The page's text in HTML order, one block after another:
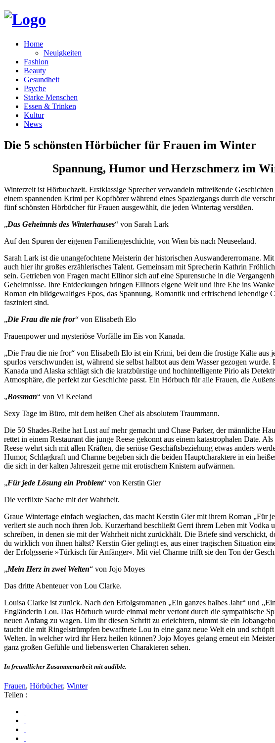
Home
Neuigkeiten
Fashion
Beauty
Gesundheit
Psyche
Starke Menschen
Essen & Trinken
Kultur
News
Die 5 schönsten Hörbücher für Frauen im Winter
Spannung, Humor und Herzschmerz im
Winterzeit ist Hörbuchzeit. Erstklassige Sprecher verwandeln mitreißende
einem spannenden Krimi per Kopfhörer während eines Spaziergangs durch die
fünf schönsten Hörbücher für Frauen ausgewählt, die jeden Wintertag versüßen.
„Das Geheimnis des Winterhauses“ von Sarah Lark
Auf den Spuren der eigenen Familiengeschichte, von Wien bis nach Neuseeland.
Sarah Lark ist die unangefochtene Meisterin der historischen Auswandererromane.
auch hier ihr großes erzählerisches Talent. Gemeinsam mit Sprecherin Kathrin
sein. Getrieben von Fragen macht Ellinor sich auf eine Spurensuche in die
Geheimnisse. Ihre Entdeckungen bringen Ellinors eigene Welt und ihre Ehe ins
Roman ein bildgewaltiges Epos, das Spannung, Romantik und erfrischend
fasziniert sind.
„Die Frau die nie fror“ von Elisabeth Elo
Frauenpower und mysteriöse Vorfälle im Eis von Kanada.
„Die Frau die nie fror“ von Elisabeth Elo ist ein Krimi, bei dem die frostige Kälte
spurlos verschwunden ist, während sie selbst halbtot aus dem Wasser gezogen
Kanada und Alaska schlägt sich die kratzbürstige und hochintelligente Pirio als
Atmosphäre, die perfekt zur Geschichte passt. Ein Hörbuch für alle Frauen, die
„Bossman“ von Vi Keeland
Sexy Tage im Büro, mit dem heißen Chef als absolutem Traummann.
Die 50 Shades-Reihe hat Lust auf mehr gemacht und Chase Parker, der männliche
rettet in einem Restaurant die junge Reese gekonnt aus einem katastrophalen Date.
Reese wehrt sich mit allen Kräften, die seriöse Geschäftsbeziehung etwas anders
Humor, Schlagkraft und Charme begeben sich die beiden Hauptcharaktere in ein
die sich in der kalten Jahreszeit gerne mit erotischem Knistern aufwärmen.
„Für jede Lösung ein Problem“ von Kerstin Gier
Die verflixte Sache mit der Wahrheit.
Graue Wintertage einfach weglachen, das macht Kerstin Gier mit ihrem Roman
verliert sie auch noch ihren Job. Kurzerhand beschließt Gerri ihrem Leben mit
schreiben, in denen sie mit der Wahrheit nicht zurückhält. Die Briefe sind verschickt,
du wirklich von ihnen hältst? Kerstin Gier gelingt es, aus einer tragischen Situation
der Erfolgsserie »Türkisch für Anfänger«. Mit viel Charme trifft sie den Ton der
„Mein Herz in zwei Welten“ von Jojo Moyes
Das dritte Abenteuer von Lou Clarke.
Louisa Clarke ist zurück. Nach den Erfolgsromanen „Ein ganzes halbes Jahr“ und
Engländerin Lou. Das Hörbuch wurde einmal mehr vertont durch die sympathische
neuen Anfang zu wagen. Um ihr diesen Schritt zu erleichtern, nimmt sie ein
taucht die mit Ringelstrümpfen bewaffnete Lou in eine ganz neue Welt ein und
Welten. In welcher wird ihr Herz heilen können? Jojo Moyes gelang erneut ein
ganz großen Gefühle und liebenswerten Charakteren sehen.
In freundlicher Zusammenarbeit mit audible.
Frauen, Hörbücher, Winter
Teilen :